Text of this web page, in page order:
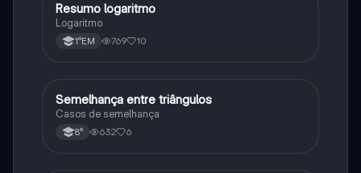
Matematica
Resumo logaritmo
Logaritmo
1°EM 769 10
Matematica
Semelhança entre triângulos
Casos de semelhança
8° 632 6